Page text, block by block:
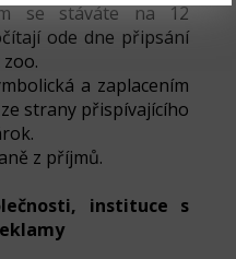
se stáváte na 12
ode dne připsání
a zaplacením
strany přispívajícího
z příjmů.
instituce s